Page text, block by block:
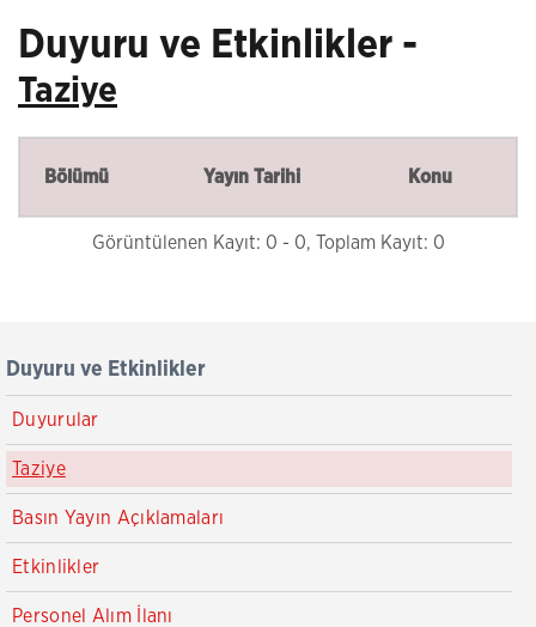
Duyuru ve Etkinlikler -
Taziye
Bölümü Yayın Tarihi Konu
Görüntülenen Kayıt: 0 - 0, Toplam Kayıt: 0
Duyuru ve Etkinlikler
Duyurular
Taziye
Basın Yayın Açıklamaları
Etkinlikler
Personel Alım İlanı